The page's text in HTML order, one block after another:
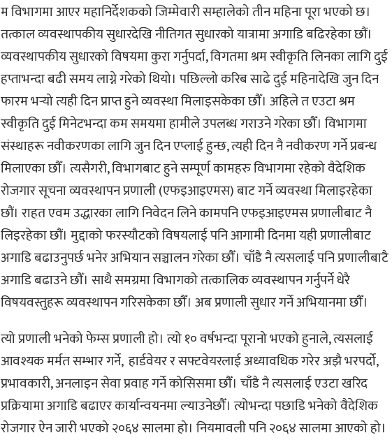
म विभागमा आएर महानिर्देशकको जिम्मेवारी सम्हालेको तीन महिना पूरा भएको छ।
तत्काल व्यवस्थापकीय सुधारदेखि नीतिगत सुधारको यात्रामा अगाडि बढिरहेका छौं।
व्यवस्थापकीय सुधारको विषयमा कुरा गर्नुपर्दा, विगतमा श्रम स्वीकृति लिनका लागि दुई
हप्ताभन्दा बढी समय लाग्ने गरेको थियो। पछिल्लो करिब साढे दुई महिनादेखि जुन दिन
फारम भर्‍यो त्यही दिन प्राप्त हुने व्यवस्था मिलाइसकेका छौँ। अहिले त एउटा श्रम
स्वीकृति दुई मिनेटभन्दा कम समयमा हामीले उपलब्ध गराउने गरेका छौँ। विभागमा
संस्थाहरू नवीकरणका लागि जुन दिन एप्लाई हुन्छ, त्यही दिन नै नवीकरण गर्ने प्रबन्ध
मिलाएका छौँ। त्यसैगरी, विभागबाट हुने सम्पूर्ण कामहरु विभागमा रहेको वैदेशिक
रोजगार सूचना व्यवस्थापन प्रणाली (एफइआइएमस) बाट गर्ने व्यवस्था मिलाइरहेका
छौं। राहत एवम उद्धारका लागि निवेदन लिने कामपनि एफइआइएमस प्रणालीबाट नै
लिइरहेका छौं। मुद्दाको फरस्यौटको विषयलाई पनि आगामी दिनमा यही प्रणालीबाट
अगाडि बढाउनुपर्छ भनेर अभियान सञ्चालन गरेका छौँ। चाँडै नै त्यसलाई पनि प्रणालीबाटै
अगाडि बढाउने छौँ। साथै समग्रमा विभागको तत्कालिक व्यवस्थापन गर्नुपर्ने धेरै
विषयवस्तुहरू व्यवस्थापन गरिसकेका छौँ। अब प्रणाली सुधार गर्ने अभियानमा छौँ।
त्यो प्रणाली भनेको फेम्स प्रणाली हो। त्यो १० वर्षभन्दा पूरानो भएको हुनाले, त्यसलाई
आवश्यक मर्मत सम्भार गर्ने, हार्डवेयर र सफ्टवेयरलाई अध्यावधिक गरेर अझै भरपर्दो,
प्रभावकारी, अनलाइन सेवा प्रवाह गर्ने कोसिसमा छौँ। चाँडै नै त्यसलाई एउटा खरिद
प्रक्रियामा अगाडि बढाएर कार्यान्वयनमा ल्याउनेछौँ। त्योभन्दा पछाडि भनेको वैदेशिक
रोजगार ऐन जारी भएको २०६४ सालमा हो। नियमावली पनि २०६४ सालमा आएको हो।